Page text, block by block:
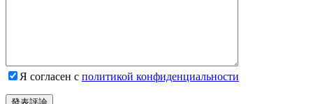
Я согласен с политикой конфиденциальности